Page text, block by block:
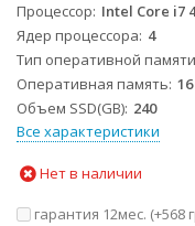
Процессор Intel Core i7
Ядер процессора 4
Тип оперативной памяти
Оперативная память
Объем SSD(GB) 240
Все характеристики
Нет в наличии
гарантия 12мес. (+568